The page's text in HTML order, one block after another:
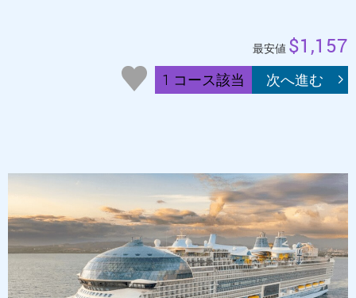
最安値 $1,157
1 コース該当 次へ進む